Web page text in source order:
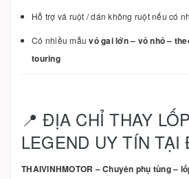
Hỗ trợ vá ruột / dán không ruột nếu có
Có nhiều mẫuvỏ gai lớn – vỏ nhỏ –
touring
📍 ĐỊA CHỈ THAY
LEGEND UY TÍN TẠI
THAIVINHMOTOR – Chuyên phụ tùng –